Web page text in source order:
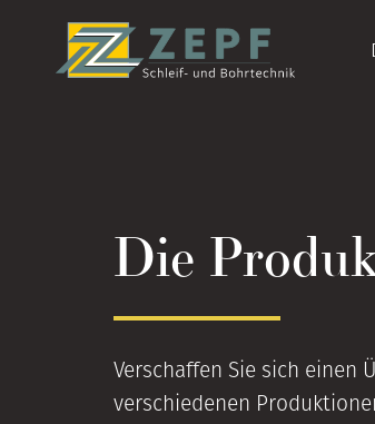
Die
Verschaffen Sie sich einen
verschiedenen